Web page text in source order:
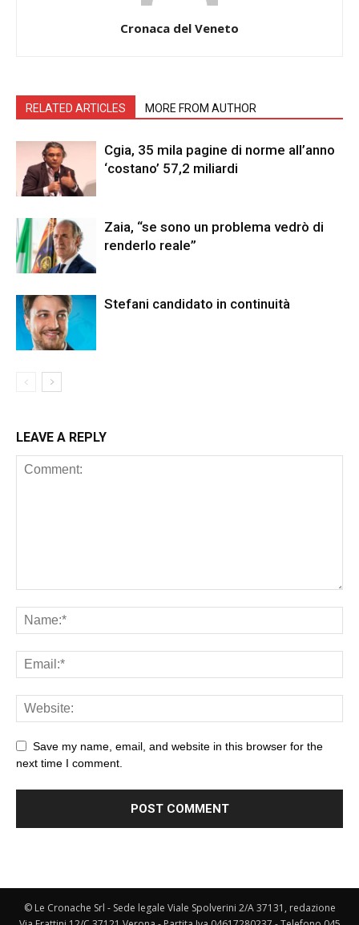
Cronaca del Veneto
RELATED ARTICLES MORE FROM AUTHOR
Cgia, 35 mila pagine di norme all’anno
‘costano’ 57,2 miliardi
Zaia, “se sono un problema vedrò di
renderlo reale”
Stefani candidato in continuità
LEAVE A REPLY
Save my name, email, and website in this browser for the
next time I comment.
© Le Cronache Srl - Sede legale Viale Spolverini 2/A 37131, redazione